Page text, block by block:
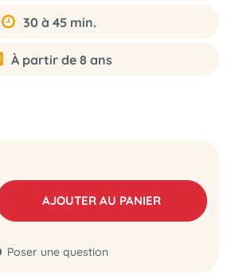
30 à 45 min.
À partir de 8 ans
AJOUTER AU PANIER
Poser une question